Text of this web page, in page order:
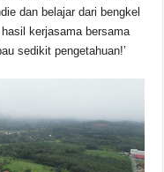
dan belajar dari bengkel
kerjasama bersama
sedikit pengetahuan!’